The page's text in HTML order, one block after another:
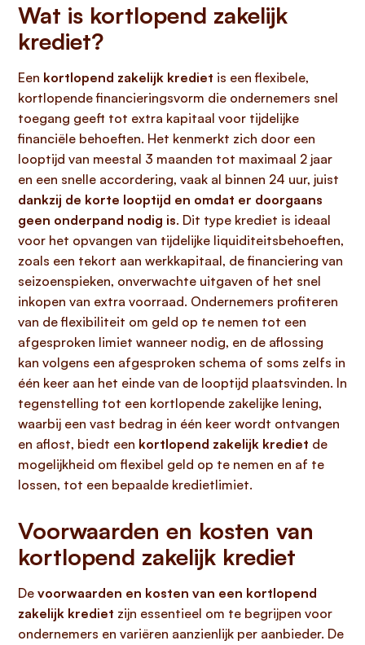
Wat is kortlopend zakelijk
krediet?
Een kortlopend zakelijk krediet is een flexibele,
kortlopende financieringsvorm die ondernemers snel
toegang geeft tot extra kapitaal voor tijdelijke
financiële behoeften. Het kenmerkt zich door een
looptijd van meestal 3 maanden tot maximaal 2 jaar
en een snelle accordering, vaak al binnen 24 uur, juist
dankzij de korte looptijd en omdat er doorgaans
geen onderpand nodig is. Dit type krediet is ideaal
voor het opvangen van tijdelijke liquiditeitsbehoeften,
zoals een tekort aan werkkapitaal, de financiering van
seizoenspieken, onverwachte uitgaven of het snel
inkopen van extra voorraad. Ondernemers profiteren
van de flexibiliteit om geld op te nemen tot een
afgesproken limiet wanneer nodig, en de aflossing
kan volgens een afgesproken schema of soms zelfs in
één keer aan het einde van de looptijd plaatsvinden. In
tegenstelling tot een kortlopende zakelijke lening,
waarbij een vast bedrag in één keer wordt ontvangen
en aflost, biedt een kortlopend zakelijk krediet de
mogelijkheid om flexibel geld op te nemen en af te
lossen, tot een bepaalde kredietlimiet.
Voorwaarden en kosten van
kortlopend zakelijk krediet
De voorwaarden en kosten van een kortlopend
zakelijk krediet zijn essentieel om te begrijpen voor
ondernemers en variëren aanzienlijk per aanbieder. De